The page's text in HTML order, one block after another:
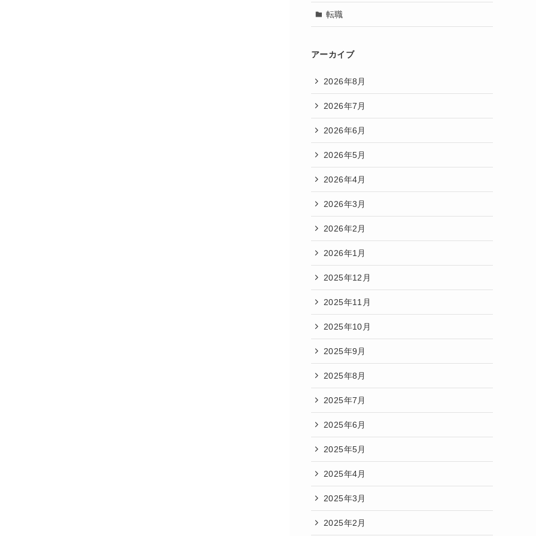
転職
アーカイブ
2026年8月
2026年7月
2026年6月
2026年5月
2026年4月
2026年3月
2026年2月
2026年1月
2025年12月
2025年11月
2025年10月
2025年9月
2025年8月
2025年7月
2025年6月
2025年5月
2025年4月
2025年3月
2025年2月